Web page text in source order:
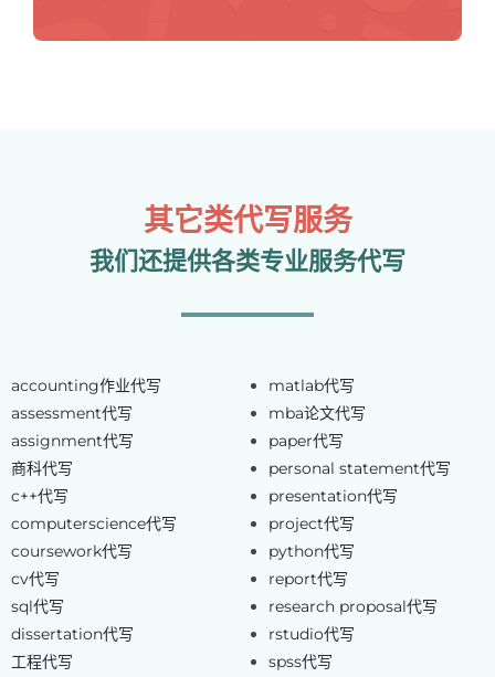
其它类代写服务
我们还提供各类专业服务代写
accounting作业代写
assessment代写
assignment代写
商科代写
c++代写
computerscience代写
coursework代写
cv代写
sql代写
dissertation代写
工程代写
matlab代写
mba论文代写
paper代写
personal statement代写
presentation代写
project代写
python代写
report代写
research proposal代写
rstudio代写
spss代写